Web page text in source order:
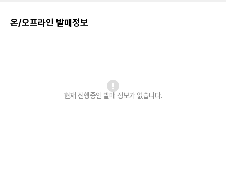
온/오프라인 발매정보
현재 진행중인 발매 정보가 없습니다.